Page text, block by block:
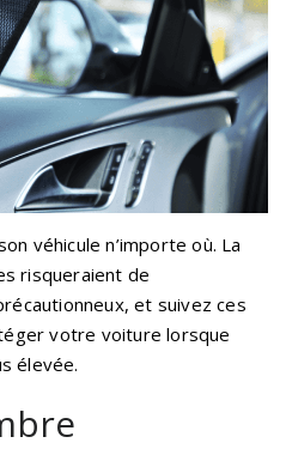
véhicule n’importe où. La
risqueraient de
et suivez ces
votre voiture lorsque
élevée.